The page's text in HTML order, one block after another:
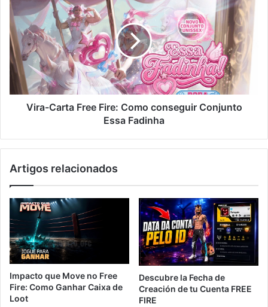
Carta
Free
Fire:
Como
conseguir
Conjunto
Essa
Fadinha
Vira-Carta Free Fire: Como conseguir Conjunto
Essa Fadinha
Artigos relacionados
Impacto que Move no Free
Fire: Como Ganhar Caixa de
Loot
Descubre la Fecha de
Creación de tu Cuenta FREE
FIRE